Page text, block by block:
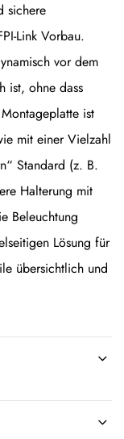
sichere
Link Vorbau.
vor dem
ist, ohne dass
ist
mit einer Vielzahl
Standard (z. B.
Halterung mit
Beleuchtung
Lösung für
übersichtlich und